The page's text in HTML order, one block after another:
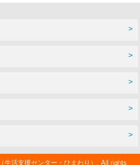
生活支援センター・ひまわり）. All rights